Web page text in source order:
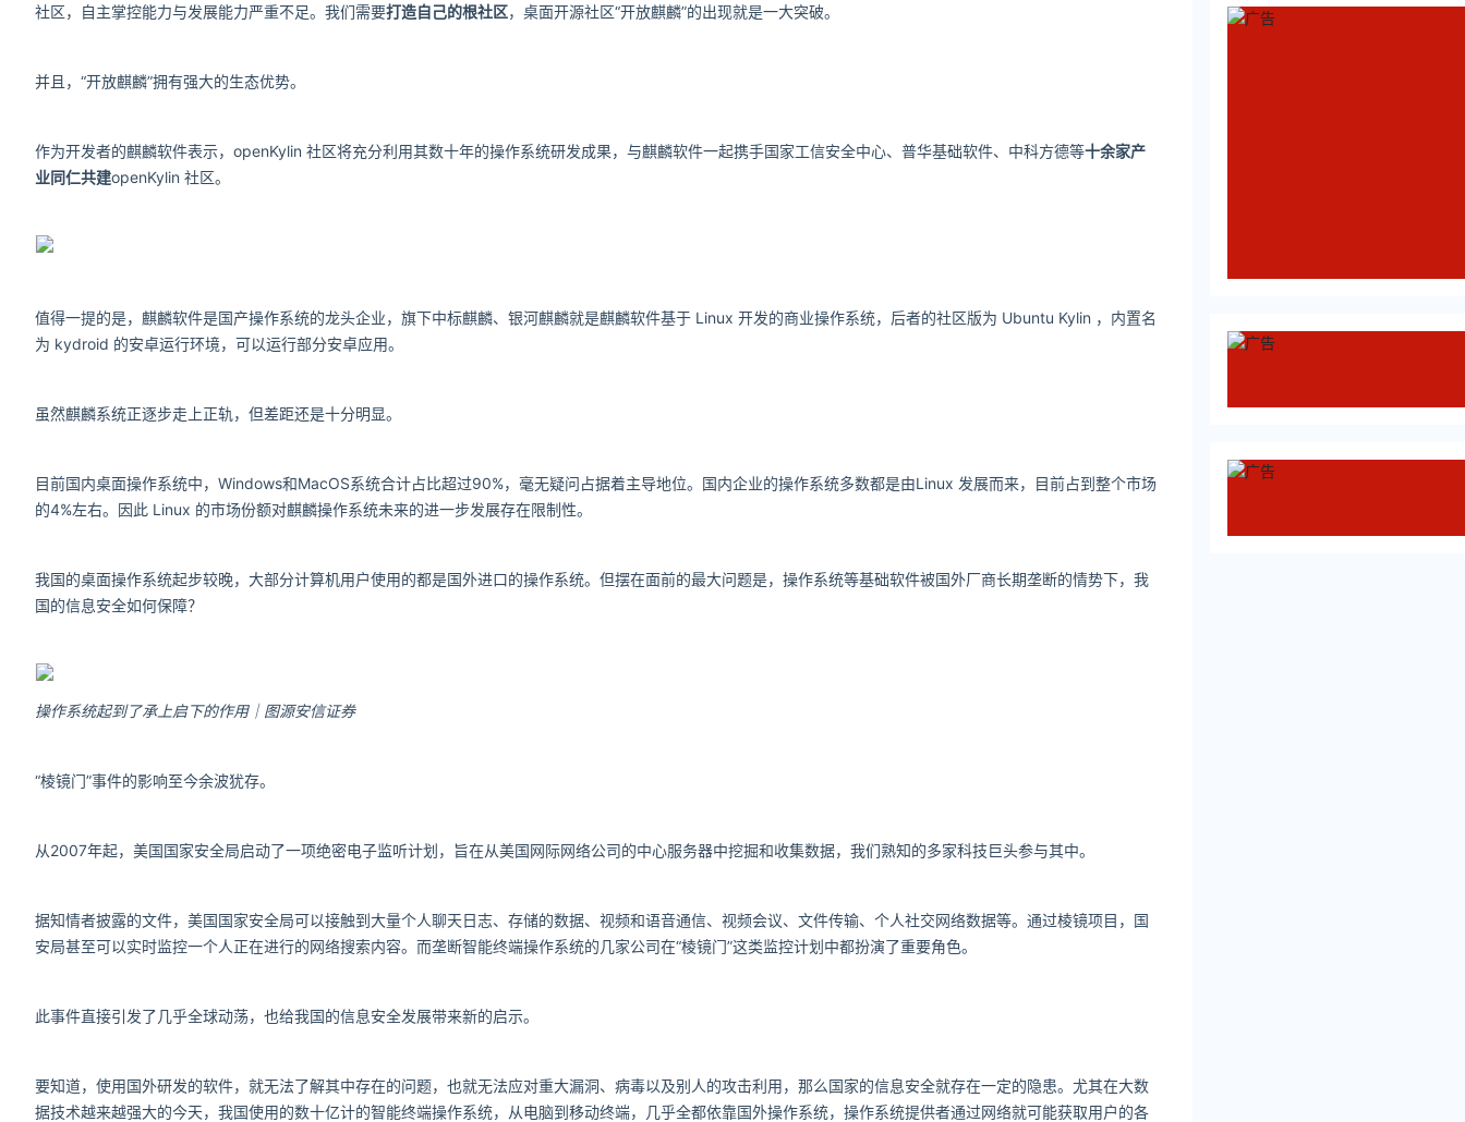
社区，自主掌控能力与发展能力严重不足。我们需要打造自己的根社区，桌面开源社区“开放麒麟”的出现就是一大突破。
并且，“开放麒麟”拥有强大的生态优势。
作为开发者的麒麟软件表示，openKylin 社区将充分利用其数十年的操作系统研发成果，与麒麟软件一起携手国家工信安全中心、普华基础软件、中科方德等十余家产
业同仁共建openKylin 社区。
值得一提的是，麒麟软件是国产操作系统的龙头企业，旗下中标麒麟、银河麒麟就是麒麟软件基于 Linux 开发的商业操作系统，后者的社区版为 Ubuntu Kylin ，内置名
为 kydroid 的安卓运行环境，可以运行部分安卓应用。
虽然麒麟系统正逐步走上正轨，但差距还是十分明显。
目前国内桌面操作系统中，Windows和MacOS系统合计占比超过90%，毫无疑问占据着主导地位。国内企业的操作系统多数都是由Linux 发展而来，目前占到整个市场
的4%左右。因此 Linux 的市场份额对麒麟操作系统未来的进一步发展存在限制性。
我国的桌面操作系统起步较晚，大部分计算机用户使用的都是国外进口的操作系统。但摆在面前的最大问题是，操作系统等基础软件被国外厂商长期垄断的情势下，我
国的信息安全如何保障？
操作系统起到了承上启下的作用｜图源安信证券
“棱镜门”事件的影响至今余波犹存。
从2007年起，美国国家安全局启动了一项绝密电子监听计划，旨在从美国网际网络公司的中心服务器中挖掘和收集数据，我们熟知的多家科技巨头参与其中。
据知情者披露的文件，美国国家安全局可以接触到大量个人聊天日志、存储的数据、视频和语音通信、视频会议、文件传输、个人社交网络数据等。通过棱镜项目，国
安局甚至可以实时监控一个人正在进行的网络搜索内容。而垄断智能终端操作系统的几家公司在“棱镜门”这类监控计划中都扮演了重要角色。
此事件直接引发了几乎全球动荡，也给我国的信息安全发展带来新的启示。
要知道，使用国外研发的软件，就无法了解其中存在的问题，也就无法应对重大漏洞、病毒以及别人的攻击利用，那么国家的信息安全就存在一定的隐患。尤其在大数
据技术越来越强大的今天，我国使用的数十亿计的智能终端操作系统，从电脑到移动终端，几乎全都依靠国外操作系统，操作系统提供者通过网络就可能获取用户的各